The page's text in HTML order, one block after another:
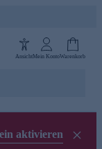
AnsichtMein KontoWarenkorb
aktivieren